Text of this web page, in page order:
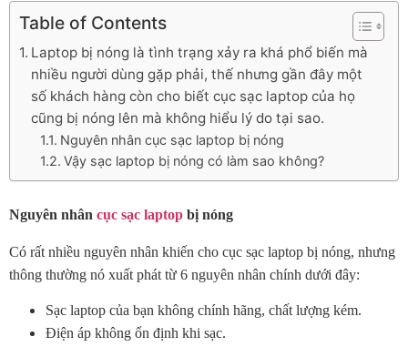
Table of Contents
Laptop bị nóng là tình trạng xảy ra khá phổ biến mà
nhiều người dùng gặp phải, thế nhưng gần đây một
số khách hàng còn cho biết cục sạc laptop của họ
cũng bị nóng lên mà không hiểu lý do tại sao.
Nguyên nhân cục sạc laptop bị nóng
Vậy sạc laptop bị nóng có làm sao không?
Nguyên nhân cục sạc laptop bị nóng
Có rất nhiều nguyên nhân khiến cho cục sạc laptop bị nóng, nhưng
thông thường nó xuất phát từ 6 nguyên nhân chính dưới đây:
Sạc laptop của bạn không chính hãng, chất lượng kém.
Điện áp không ổn định khi sạc.